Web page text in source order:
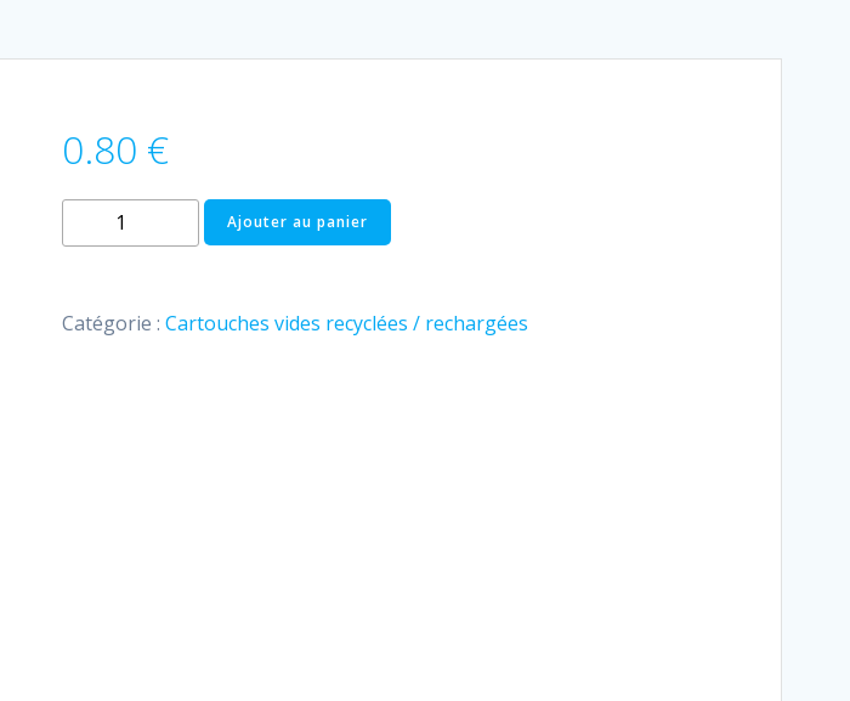
0.80 €
quantité
de
PG
Ajouter au panier
Catégorie : Cartouches vides recyclées / rechargées